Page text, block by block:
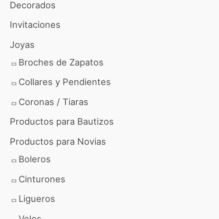
p
o
Decorados
Invitaciones
Joyas
Broches de Zapatos
Collares y Pendientes
Coronas / Tiaras
Productos para Bautizos
Productos para Novias
Boleros
Cinturones
Ligueros
e
c
s
: